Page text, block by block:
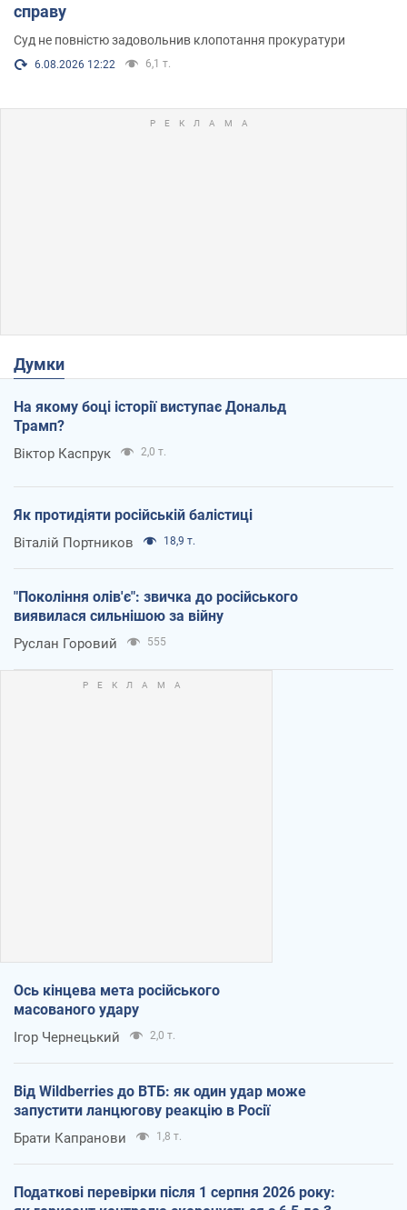
справу
Суд не повністю задовольнив клопотання прокуратури
6.08.2026 12:22 6,1 т.
Думки
На якому боці історії виступає Дональд
Трамп?
Віктор Каспрук 2,0 т.
Як протидіяти російській балістиці
Віталій Портников 18,9 т.
"Покоління олів'є": звичка до російського
виявилася сильнішою за війну
Руслан Горовий 555
Ось кінцева мета російського
масованого удару
Ігор Чернецький 2,0 т.
Від Wildberries до ВТБ: як один удар може
запустити ланцюгову реакцію в Росії
Брати Капранови 1,8 т.
Податкові перевірки після 1 серпня 2026 року: